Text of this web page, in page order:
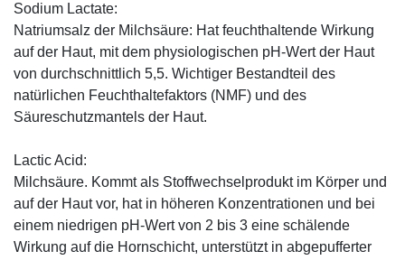
Sodium Lactate:
Natriumsalz der Milchsäure: Hat feuchthaltende Wirkung
auf der Haut, mit dem physiologischen pH-Wert der Haut
von durchschnittlich 5,5. Wichtiger Bestandteil des
natürlichen Feuchthaltefaktors (NMF) und des
Säureschutzmantels der Haut.
Lactic Acid:
Milchsäure. Kommt als Stoffwechselprodukt im Körper und
auf der Haut vor, hat in höheren Konzentrationen und bei
einem niedrigen pH-Wert von 2 bis 3 eine schälende
Wirkung auf die Hornschicht, unterstützt in abgepufferter